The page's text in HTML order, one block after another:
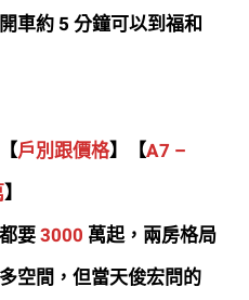
車約 5 分鐘可以到福和
戶別跟價格】 【A7 –
】
要3000 萬起，兩房格局
空間，但當天俊宏問的